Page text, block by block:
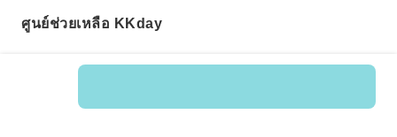
ศูนย์ช่วยเหลือ KKday
รหัสสินค้า: 204975